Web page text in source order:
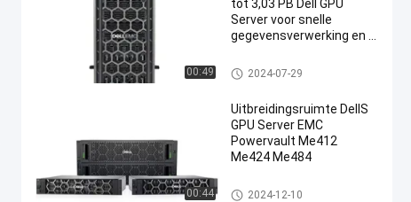
00:49
tot 3,03 PB Dell GPU
Server voor snelle
gegevensverwerking en -
De Server van Dell GPU
2024-07-29
00:44
Uitbreidingsruimte DellS
GPU Server EMC
Powervault Me412
Me424 Me484
De Server van Dell GPU
2024-12-10